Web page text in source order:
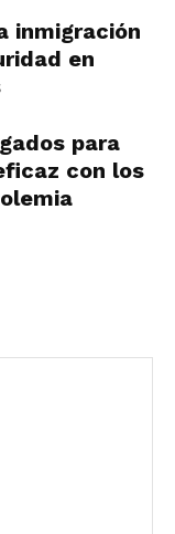
inmigración
en
para
con los